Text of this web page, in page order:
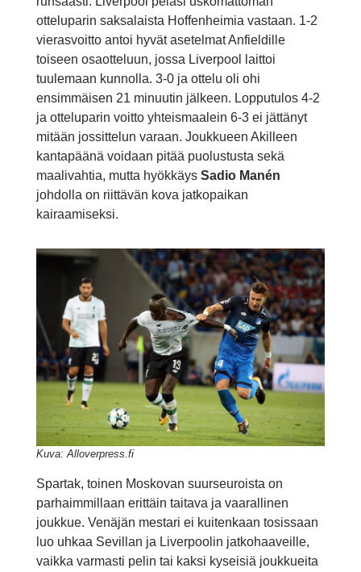
otteluparin saksalaista Hoffenheimia vastaan. 1-2
vierasvoitto antoi hyvät asetelmat Anfieldille
toiseen osaotteluun, jossa Liverpool laittoi
tuulemaan kunnolla. 3-0 ja ottelu oli ohi
ensimmäisen 21 minuutin jälkeen. Lopputulos 4-2
ja otteluparin voitto yhteismaalein 6-3 ei jättänyt
mitään jossittelun varaan. Joukkueen Akilleen
kantapäänä voidaan pitää puolustusta sekä
maalivahtia, mutta hyökkäys Sadio Manén
johdolla on riittävän kova jatkopaikan
kairaamiseksi.
Kuva: Alloverpress.fi
Spartak, toinen Moskovan suurseuroista on
parhaimmillaan erittäin taitava ja vaarallinen
joukkue. Venäjän mestari ei kuitenkaan tosissaan
luo uhkaa Sevillan ja Liverpoolin jatkohaaveille,
vaikka varmasti pelin tai kaksi kyseisiä joukkueita